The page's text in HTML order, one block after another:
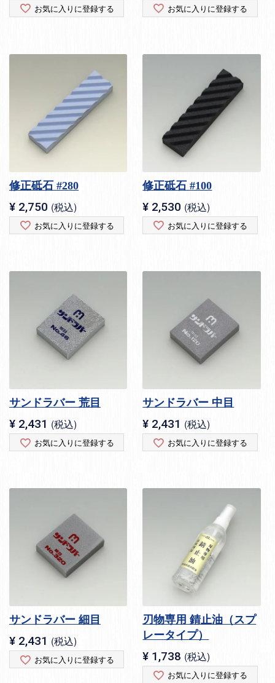
お気に入りに登録する お気に入りに登録する
修正砥石 #280
¥ 2,750 税込
お気に入りに登録する
修正砥石 #100
¥ 2,530 税込
お気に入りに登録する
サンドラバー 荒目
¥ 2,431 税込
お気に入りに登録する
サンドラバー 中目
¥ 2,431 税込
お気に入りに登録する
サンドラバー 細目
¥ 2,431 税込
お気に入りに登録する
刃物専用 錆止油（スプ
レータイプ）
¥ 1,738 税込
お気に入りに登録する